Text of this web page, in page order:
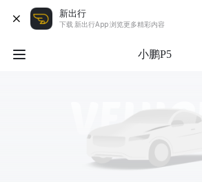
新出行
下载 新出行App 浏览更多精彩内容
小鹏P5